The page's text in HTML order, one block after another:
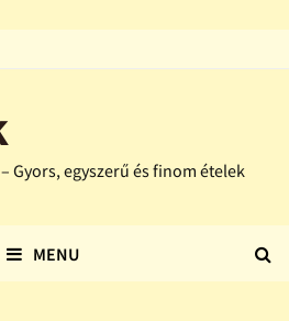
Gyors, egyszerű és finom ételek
MENU